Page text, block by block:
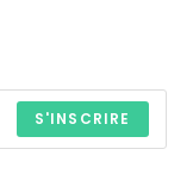
S'INSCRIRE